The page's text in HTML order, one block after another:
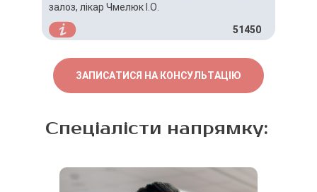
залоз, лікар Чмелюк І.О.
51450
ЗАПИСАТИСЯ НА КОНСУЛЬТАЦІЮ
Спеціалісти напрямку: